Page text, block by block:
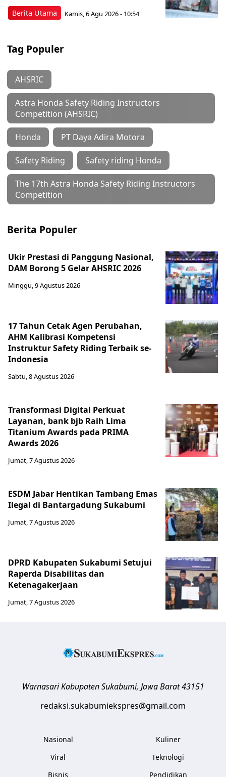
Berita Utama Kamis, 6 Agu 2026 - 10:54
Tag Populer
AHSRIC
Astra Honda Safety Riding Instructors
Competition (AHSRIC)
Honda PT Daya Adira Motora
Safety Riding Safety riding Honda
The 17th Astra Honda Safety Riding Instructors
Competition
Berita Populer
Ukir Prestasi di Panggung Nasional,
DAM Borong 5 Gelar AHSRIC 2026
Minggu, 9 Agustus 2026
17 Tahun Cetak Agen Perubahan,
AHM Kalibrasi Kompetensi
Instruktur Safety Riding Terbaik se-
Indonesia
Sabtu, 8 Agustus 2026
Transformasi Digital Perkuat
Layanan, bank bjb Raih Lima
Titanium Awards pada PRIMA
Awards 2026
Jumat, 7 Agustus 2026
ESDM Jabar Hentikan Tambang Emas
Ilegal di Bantargadung Sukabumi
Jumat, 7 Agustus 2026
DPRD Kabupaten Sukabumi Setujui
Raperda Disabilitas dan
Ketenagakerjaan
Jumat, 7 Agustus 2026
Warnasari Kabupaten Sukabumi, Jawa Barat 43151
redaksi.sukabumiekspres@gmail.com
Nasional
Viral
Bisnis
Kuliner
Teknologi
Pendidikan